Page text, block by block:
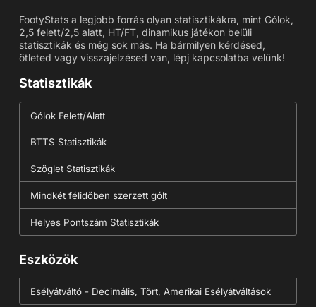
FootyStats a legjobb forrás olyan statisztikákra, mint Gólok,
2,5 felett/2,5 alatt, HT/FT, dinamikus játékon belüli
statisztikák és még sok más. Ha bármilyen kérdésed,
ötleted vagy visszajelzésed van, lépj kapcsolatba velünk!
Statisztikák
Gólok Felett/Alatt
BTTS Statisztikák
Szöglet Statisztikák
Mindkét félidőben szerzett gólt
Helyes Pontszám Statisztikák
Eszközök
Esélyátváltó - Decimális, Tört, Amerikai Esélyátváltások